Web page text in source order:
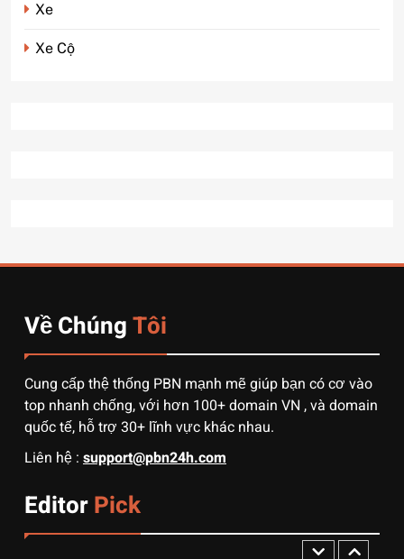
Xe
Xe Cộ
Về ChúngTôi
Cung cấp thệ thống PBN mạnh mẽ giúp bạn có cơ vào
top nhanh chống, với hơn 100+ domain VN , và domain
quốc tế, hỗ trợ 30+ lĩnh vực khác nhau.
Liên hệ : support@pbn24h.com
EditorPick
chọn đường biển hay đường
1
3 sai lầm chí mạng khiến
vốn, ôm sô
DỊCH VỤ
2
tháng lời 20 triệu